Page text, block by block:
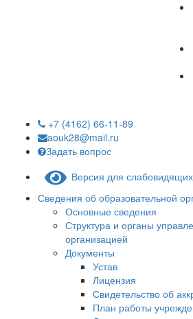
+7 (4162) 66-11-89
aouk28@mail.ru
Задать вопрос
Версия для слабовидящих
Сведения об образовательной
Основные сведения
Структура и органы
организацией
Документы
Устав
Лицензия
Свидетельство об
План работы